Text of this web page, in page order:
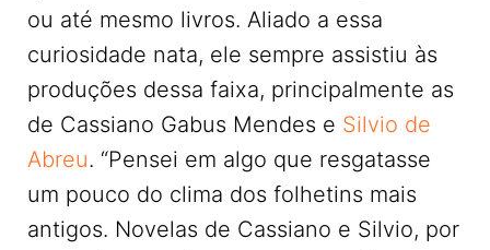
ou até mesmo livros. Aliado a essa
curiosidade nata, ele sempre assistiu às
produções dessa faixa, principalmente as
de Cassiano Gabus Mendes e Silvio de
Abreu. “Pensei em algo que resgatasse
um pouco do clima dos folhetins mais
antigos. Novelas de Cassiano e Silvio, por